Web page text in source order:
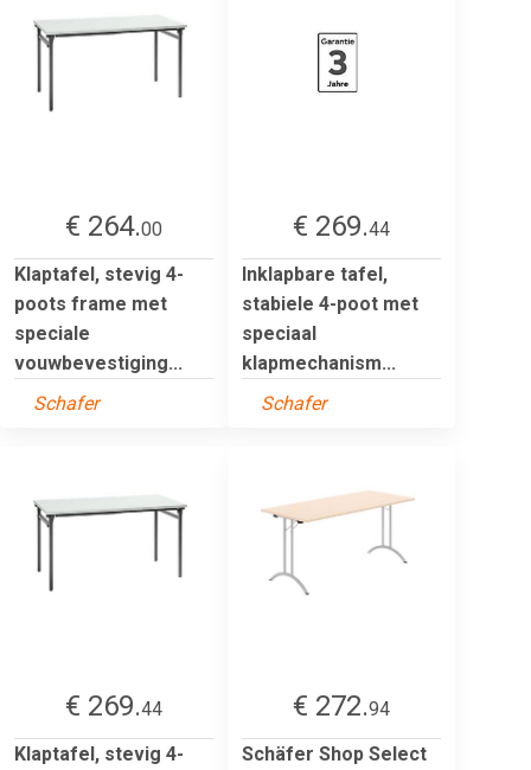
€ 264.00
Klaptafel, stevig 4-
poots frame met
speciale
vouwbevestiging...
Schafer
€ 269.44
Inklapbare tafel,
stabiele 4-poot met
speciaal
klapmechanism...
Schafer
€ 269.44
Klaptafel, stevig 4-
€ 272.94
Schäfer Shop Select